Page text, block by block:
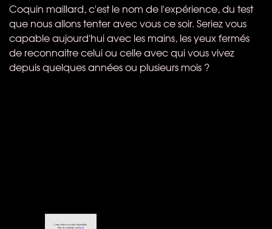
Coquin maillard, c'est le nom de l'expérience, du test
que nous allons tenter avec vous ce soir. Seriez vous
capable aujourd'hui avec les mains, les yeux fermés
de reconnaitre celui ou celle avec qui vous vivez
depuis quelques années ou plusieurs mois ?